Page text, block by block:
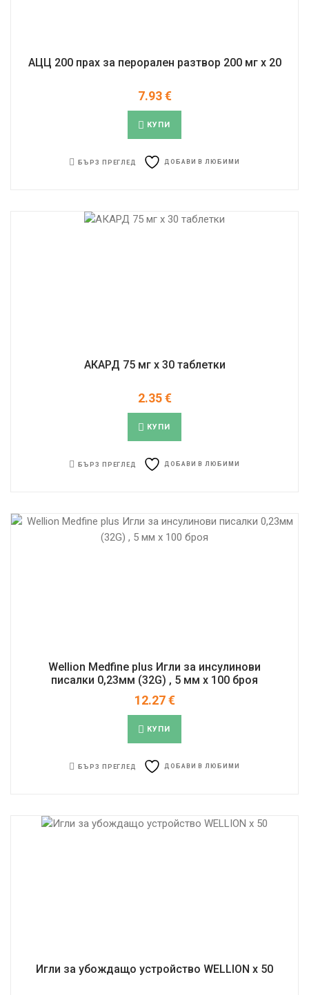
АЦЦ 200 прах за перорален разтвор 200 мг x 20
7.93€
КУПИ
БЪРЗ ПРЕГЛЕД ДОБАВИ В ЛЮБИМИ
АКАРД 75 мг x 30 таблетки
2.35€
КУПИ
БЪРЗ ПРЕГЛЕД ДОБАВИ В ЛЮБИМИ
Wellion Medfine plus Игли за инсулинови
писалки 0,23мм (32G) , 5 мм x 100 броя
12.27€
КУПИ
БЪРЗ ПРЕГЛЕД ДОБАВИ В ЛЮБИМИ
Игли за убождaщо устройство WELLION x 50